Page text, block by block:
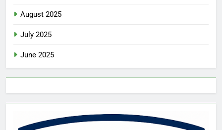
August 2025
July 2025
June 2025